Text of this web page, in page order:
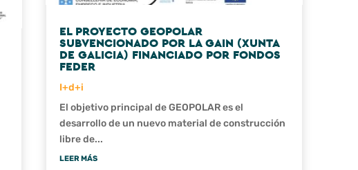
EL PROYECTO GEOPOLAR
SUBVENCIONADO POR LA GAIN (XUNTA
DE GALICIA) FINANCIADO POR FONDOS
FEDER
I+d+i
El objetivo principal de GEOPOLAR es el
desarrollo de un nuevo material de construcción
libre de...
LEER MÁS